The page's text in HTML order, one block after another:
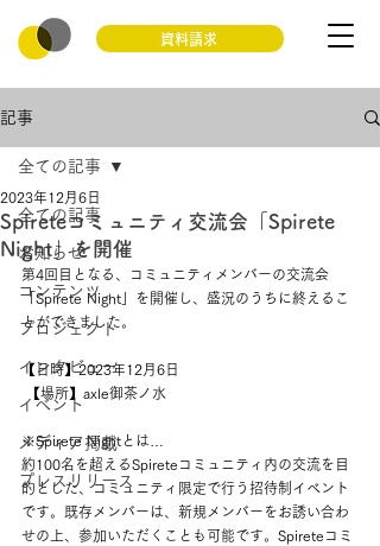
資料請求
記事
全ての記事
お知らせ
コンテンツ
プロジェクト
インタビュー
イベント
メディア掲載
プレスリリース
全ての記事
Spireteコミュニティ交流会「Spirete
Night」を開催
2023年12月6日
第4回目となる、コミュニティメンバーの交流会
「Spirete Night」を開催し、盛況のうちに終えるこ
とができました。
【日時】2023年12月6日
【場所】axle御茶ノ水
※Spirete Nightとは…
約100名を超えるSpireteコミュニティ内の交流を目
的とした、コミュニティ限定で行う招待制イベント
です。既存メンバーは、新規メンバーをお誘い合わ
せの上、参加いただくことも可能です。Spireteコミ